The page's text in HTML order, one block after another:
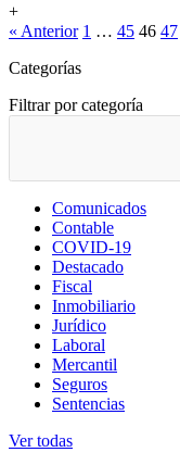
+
« Anterior 1 … 45 46 47
Categorías
Filtrar por categoría
Comunicados
Contable
COVID-19
Destacado
Fiscal
Inmobiliario
Jurídico
Laboral
Mercantil
Seguros
Sentencias
Ver todas